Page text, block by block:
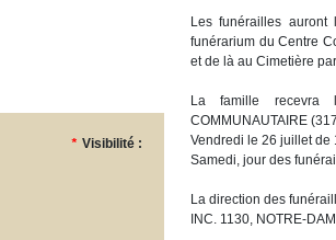
* Visibilité :
Les funérailles
funérarium du Centre
et de là au Cimetière
La famille recevra
COMMUNAUTAIRE
Vendredi le 26 juillet de
Samedi, jour des
La direction des
INC. 1130, NOTRE-